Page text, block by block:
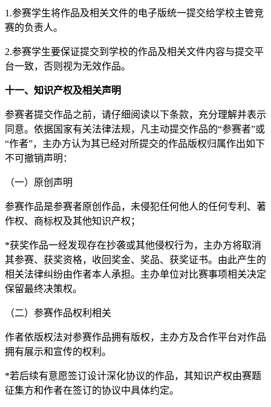
1.参赛学生将作品及相关文件的电子版统一提交给学校主管竞
赛的负责人。
2.参赛学生要保证提交到学校的作品及相关文件内容与提交平
台一致，否则视为无效作品。
十一、知识产权及相关声明
参赛者提交作品之前，请仔细阅读以下条款，充分理解并表示
同意。依据国家有关法律法规，凡主动提交作品的“参赛者”或
“作者”，主办方认为其已经对所提交的作品版权归属作出如下
不可撤销声明：
（一）原创声明
参赛作品是参赛者原创作品，未侵犯任何他人的任何专利、著
作权、商标权及其他知识产权；
*获奖作品一经发现存在抄袭或其他侵权行为，主办方将取消
其参赛、获奖资格，收回奖金、奖品、获奖证书。由此产生的
相关法律纠纷由作者本人承担。主办单位对比赛事项相关决定
保留最终决策权。
（二）参赛作品权利相关
作者依版权法对参赛作品拥有版权，主办方及合作平台对作品
拥有展示和宣传的权利。
*若后续有意愿签订设计深化协议的作品，其知识产权由赛题
征集方和作者在签订的协议中具体约定。